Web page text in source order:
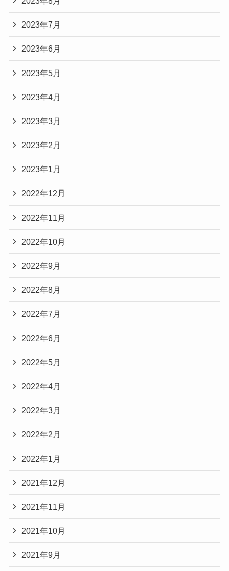
2023年7月
2023年6月
2023年5月
2023年4月
2023年3月
2023年2月
2023年1月
2022年12月
2022年11月
2022年10月
2022年9月
2022年8月
2022年7月
2022年6月
2022年5月
2022年4月
2022年3月
2022年2月
2022年1月
2021年12月
2021年11月
2021年10月
2021年9月